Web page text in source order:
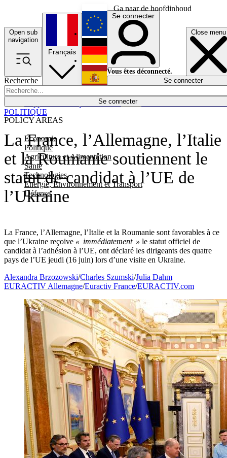
Ga naar de hoofdinhoud
Open sub
navigation
Close menu
Recherche
Se connecter
POLICY AREAS
Economie
Politique
Agriculture et Alimentation
Santé
Technologies
Energie, Environnement et Transport
Défense
Économie
Français
English
Deutsch
Español
Se connecter
Vous êtes déconnecté.
Se connecter
La France, l’Allemagne, l’Italie
et la Roumanie soutiennent le
statut de candidat à l’UE de
l’Ukraine
La France, l’Allemagne, l’Italie et la Roumanie sont favorables à ce
que l’Ukraine reçoive « immédiatement » le statut officiel de
candidat à l’adhésion à l’UE, ont déclaré les dirigeants des quatre
pays de l’UE jeudi (16 juin) lors d’une visite en Ukraine.
POLITIQUE
Alexandra Brzozowski/Charles Szumski/Julia Dahm
EURACTIV Allemagne/Euractiv France/EURACTIV.com